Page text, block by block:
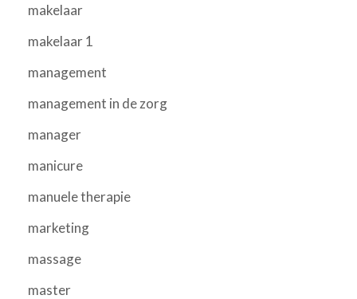
makelaar
makelaar 1
management
management in de zorg
manager
manicure
manuele therapie
marketing
massage
master